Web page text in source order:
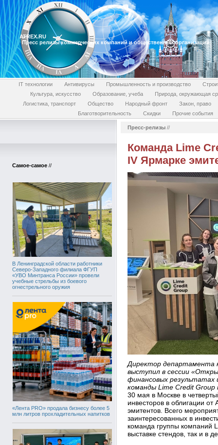
ATREX.RU
Пресс релизы коммерческих компаний и общественных организаций
IT технологии Антивирусы Промышленность и производство
Культура, искусство
Образование, учеба
Природа, окружающая
Логистика, транспорт
Общество Народный фронт
Закон, право
Благотворительность
Скидки Прочие события
Самое-самое //
В Ленинградской области работники
Северо-Западного филиала ФГУП
«УВО Минтранса России» провели
учебные стрельбы из боевого
огнестрельного оружия
«Лента PRO» продала бизнесу более 5
млн литров прохладительных напитков
Пресс-релизы //
Команда Lime
IV Ярмарке
Директор департамента
выступил в сессии
финансовых результатах
команды Lime Credit Group
30 мая в Москве в
инвесторов в облигации
эмитентов. Всего
заинтересованных в
команда группы компаний
выставке стендов, так и в